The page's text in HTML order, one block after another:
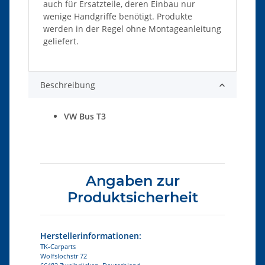
auch für Ersatzteile, deren Einbau nur
wenige Handgriffe benötigt. Produkte
werden in der Regel ohne Montageanleitung
geliefert.
Beschreibung
VW Bus T3
Angaben zur
Produktsicherheit
Herstellerinformationen:
TK-Carparts
Wolfslochstr 72